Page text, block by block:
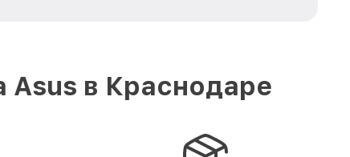
Asus в Краснодаре